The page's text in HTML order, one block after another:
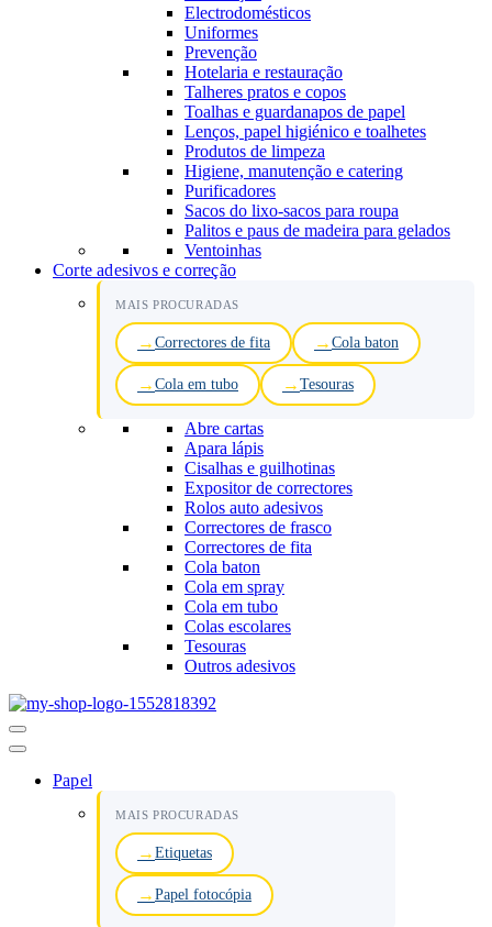
Electrodomésticos
Uniformes
Prevenção
Hotelaria e restauração
Talheres pratos e copos
Toalhas e guardanapos de papel
Lenços, papel higiénico e toalhetes
Produtos de limpeza
Higiene, manutenção e catering
Purificadores
Sacos do lixo-sacos para roupa
Palitos e paus de madeira para gelados
Ventoinhas
Corte adesivos e correção
MAIS PROCURADAS
Correctores de fita Cola baton
Cola em tubo Tesouras
Abre cartas
Apara lápis
Cisalhas e guilhotinas
Expositor de correctores
Rolos auto adesivos
Correctores de frasco
Correctores de fita
Cola baton
Cola em spray
Cola em tubo
Colas escolares
Tesouras
Outros adesivos
Menu
de
Papel
MAIS PROCURADAS
Etiquetas
Papel fotocópia